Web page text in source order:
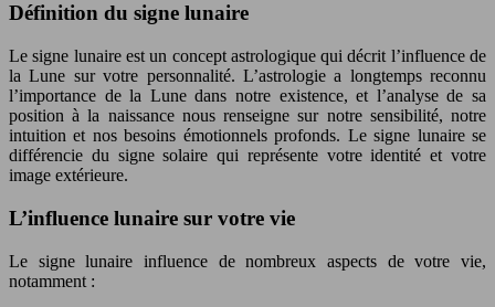
Définition du signe lunaire
Le signe lunaire est un concept astrologique qui décrit l’influence de
la Lune sur votre personnalité. L’astrologie a longtemps reconnu
l’importance de la Lune dans notre existence, et l’analyse de sa
position à la naissance nous renseigne sur notre sensibilité, notre
intuition et nos besoins émotionnels profonds. Le signe lunaire se
différencie du signe solaire qui représente votre identité et votre
image extérieure.
L’influence lunaire sur votre vie
Le signe lunaire influence de nombreux aspects de votre vie,
notamment :